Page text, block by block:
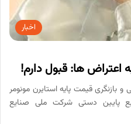
اخبار
ها: قبول دارم!
بازنگری قیمت پایه استایرن مونومر
پایین دستی شرکت ملی صنایع